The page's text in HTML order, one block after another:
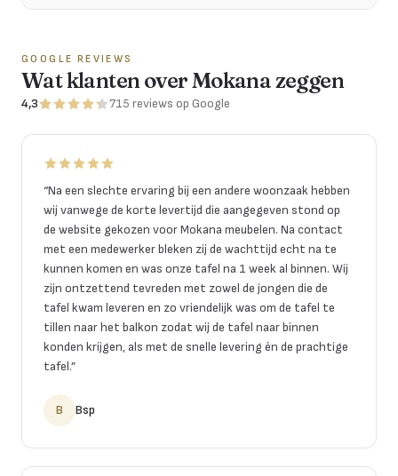
GOOGLE REVIEWS
Wat klanten over Mokana zeggen
4,3 715 reviews op Google
“Na een slechte ervaring bij een andere woonzaak hebben
wij vanwege de korte levertijd die aangegeven stond op
de website gekozen voor Mokana meubelen. Na contact
met een medewerker bleken zij de wachttijd echt na te
kunnen komen en was onze tafel na 1 week al binnen. Wij
zijn ontzettend tevreden met zowel de jongen die de
tafel kwam leveren en zo vriendelijk was om de tafel te
tillen naar het balkon zodat wij de tafel naar binnen
konden krijgen, als met de snelle levering én de prachtige
tafel.”
B Bsp